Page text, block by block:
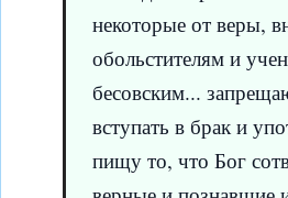
некоторые от веры,
обольстителям и
бесовским...
вступать в брак и
пищу то, что Бог